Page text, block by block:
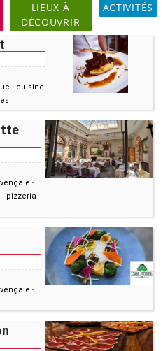
LIEUX À
DÉCOUVRIR
ACTIVITÉS
- cuisine
-
- pizzeria -
-